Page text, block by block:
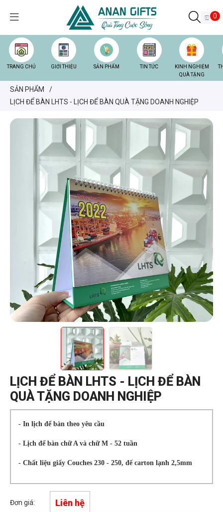
0
TRANG CHỦ GIỚI THIỆU SẢN PHẨM TIN TỨC
KINH NGHIỆM
QUÀ TẶNG
SẢN PHẨM
/
LỊCH ĐỂ BÀN LHTS - LỊCH ĐỂ BÀN QUÀ TẶNG DOANH NGHIỆP
LỊCH ĐỂ BÀN LHTS - LỊCH ĐỂ BÀN
QUÀ TẶNG DOANH NGHIỆP
- In lịch để bàn theo yêu cầu
- Lịch để bàn chữ A và chữ M - 52 tuần
- Chất liệu giấy Couches 230 - 250, đế carton lạnh 2,5mm
Đơn giá: Liên hệ